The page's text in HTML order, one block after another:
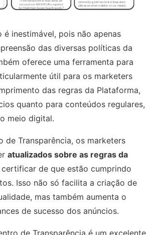
é inestimável, pois não apenas
das diversas políticas da
oferece uma ferramenta para
útil para os marketers
das regras da Plataforma,
quanto para conteúdos regulares,
meio digital.
de Transparência, os marketers
atualizados sobre as regras da
certificar de que estão cumprindo
Isso não só facilita a criação de
mas também aumenta o
de sucesso dos anúncios.